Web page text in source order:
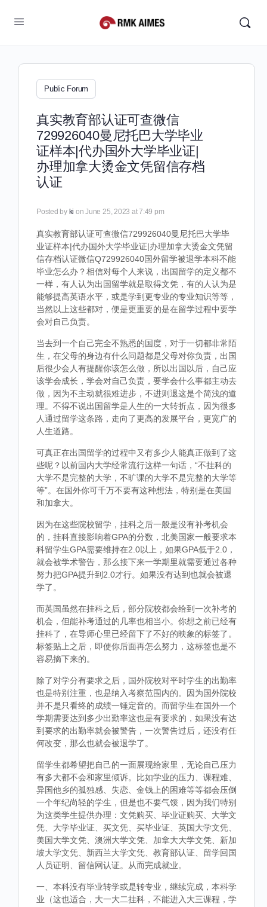
Public Forum
真实教育部认证可查微信
729926040曼尼托巴大学毕业
证样本|代办国外大学毕业证|
办理加拿大烫金文凭留信存档
认证
Posted by ki on June 25, 2023 at 7:49 pm
真实教育部认证可查微信729926040曼尼托巴大学毕
业证样本|代办国外大学毕业证|办理加拿大烫金文凭留
信存档认证微信Q729926040国外留学被退学本科不能
毕业怎么办？相信对每个人来说，出国留学的定义都不
一样，有人认为出国留学就是取得文凭，有的人认为是
能够提高英语水平，或是学到更专业的专业知识等等，
当然以上这些都对，便是更重要的是在留学过程中要学
会对自己负责。
当去到一个自己完全不熟悉的国度，对于一切都非常陌
生，在父母的身边有什么问题都是父母对你负责，出国
后很少会人有提醒你该怎么做，所以出国以后，自己应
该学会成长，学会对自己负责，要学会什么事都主动去
做，因为不主动就很难进步，不进则退这是个简浅的道
理。不得不说出国留学是人生的一大转折点，因为很多
人通过留学这条路，走向了更高的发展平台，更宽广的
人生道路。
可真正在出国留学的过程中又有多少人能真正做到了这
些呢？以前国内大学经常流行这样一句话，“不挂科的
大学不是完整的大学，不旷课的大学不是完整的大学等
等”。在国外你可千万不要有这种想法，特别是在美国
和加拿大。
因为在这些院校留学，挂科之后一般是没有补考机会
的，挂科直接影响着GPA的分数，北美国家一般要求本
科留学生GPA需要维持在2.0以上，如果GPA低于2.0，
就会被学术警告，那么接下来一学期里就需要通过各种
努力把GPA提升到2.0才行。如果没有达到也就会被退
学了。
而英国虽然在挂科之后，部分院校都会给到一次补考的
机会，但能补考通过的几率也相当小。你想之前已经有
挂科了，在导师心里已经留下了不好的映象的标签了。
标签贴上之后，即使你后面再怎么努力，这标签也是不
容易摘下来的。
除了对学分有要求之后，国外院校对平时学生的出勤率
也是特别注重，也是纳入考察范围内的。因为国外院校
并不是只看终的成绩一锤定音的。而留学生在国外一个
学期需要达到多少出勤率这也是有要求的，如果没有达
到要求的出勤率就会被警告，一次警告过后，还没有任
何改变，那么也就会被退学了。
留学生都希望把自己的一面展现给家里，无论自己压力
有多大都不会和家里倾诉。比如学业的压力、课程难、
异国他乡的孤独感、失恋、金钱上的困难等等都会压倒
一个年纪尚轻的学生，但是也不要气馁，因为我们特别
为这类学生提供办理：文凭购买、毕业证购买、大学文
凭、大学毕业证、买文凭、买毕业证、英国大学文凭、
美国大学文凭、澳洲大学文凭、加拿大大学文凭、新加
坡大学文凭、新西兰大学文凭、教育部认证、留学回国
人员证明、留信网认证。从而完成就业。
一、本科没有毕业转学或是转专业，继续完成，本科学
业（这也适合，大一大二挂科，不能进入大三课程，学